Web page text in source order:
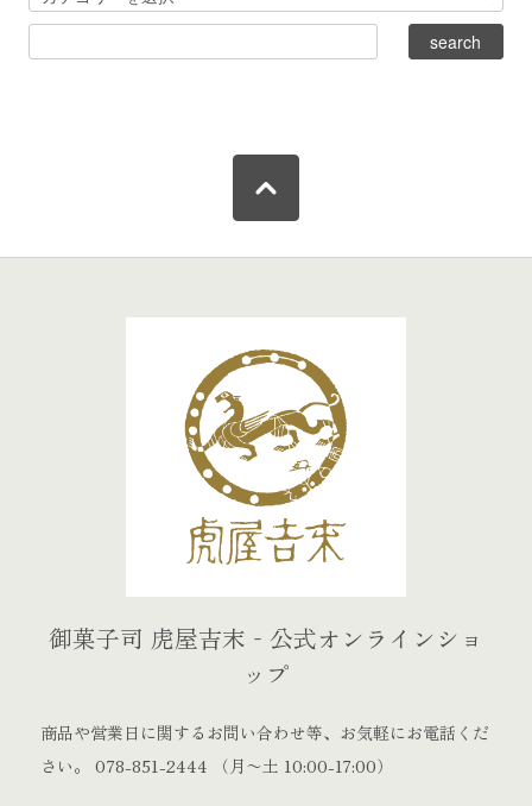
御菓子司 虎屋吉末‐公式オンラインショ
ップ
商品や営業日に関するお問い合わせ等、お気軽にお電話くだ
さい。
078-851-2444 （月〜土 10:00-17:00）